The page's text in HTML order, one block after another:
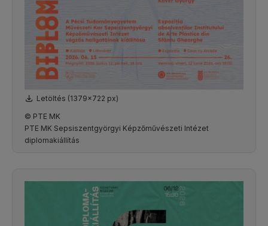
Letöltés (1379x722 px)
© PTE MK
PTE MK Sepsiszentgyörgyi Képzőművészeti Intézet
diplomakiállítás